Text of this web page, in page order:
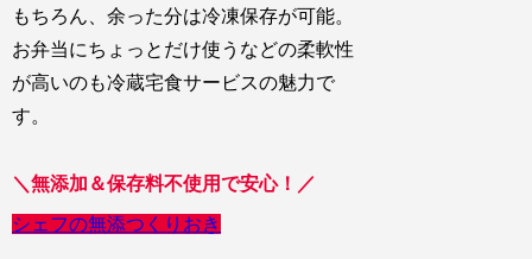
もちろん、余った分は冷凍保存が可能。
お弁当にちょっとだけ使うなどの柔軟性
が高いのも冷蔵宅食サービスの魅力で
す。
＼無添加＆保存料不使用で安心！／
シェフの無添つくりおき